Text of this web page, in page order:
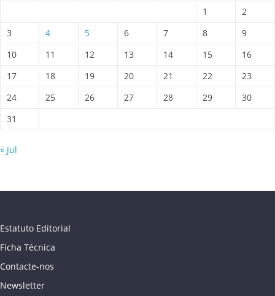
1
2
3
4 5 6 7 8
9
10
11 12 13 14 15
16
17
18 19 20 21 22
23
24
25 26 27 28 29
30
31
« Jul
Estatuto Editorial
Ficha Técnica
Contacte-nos
Newsletter